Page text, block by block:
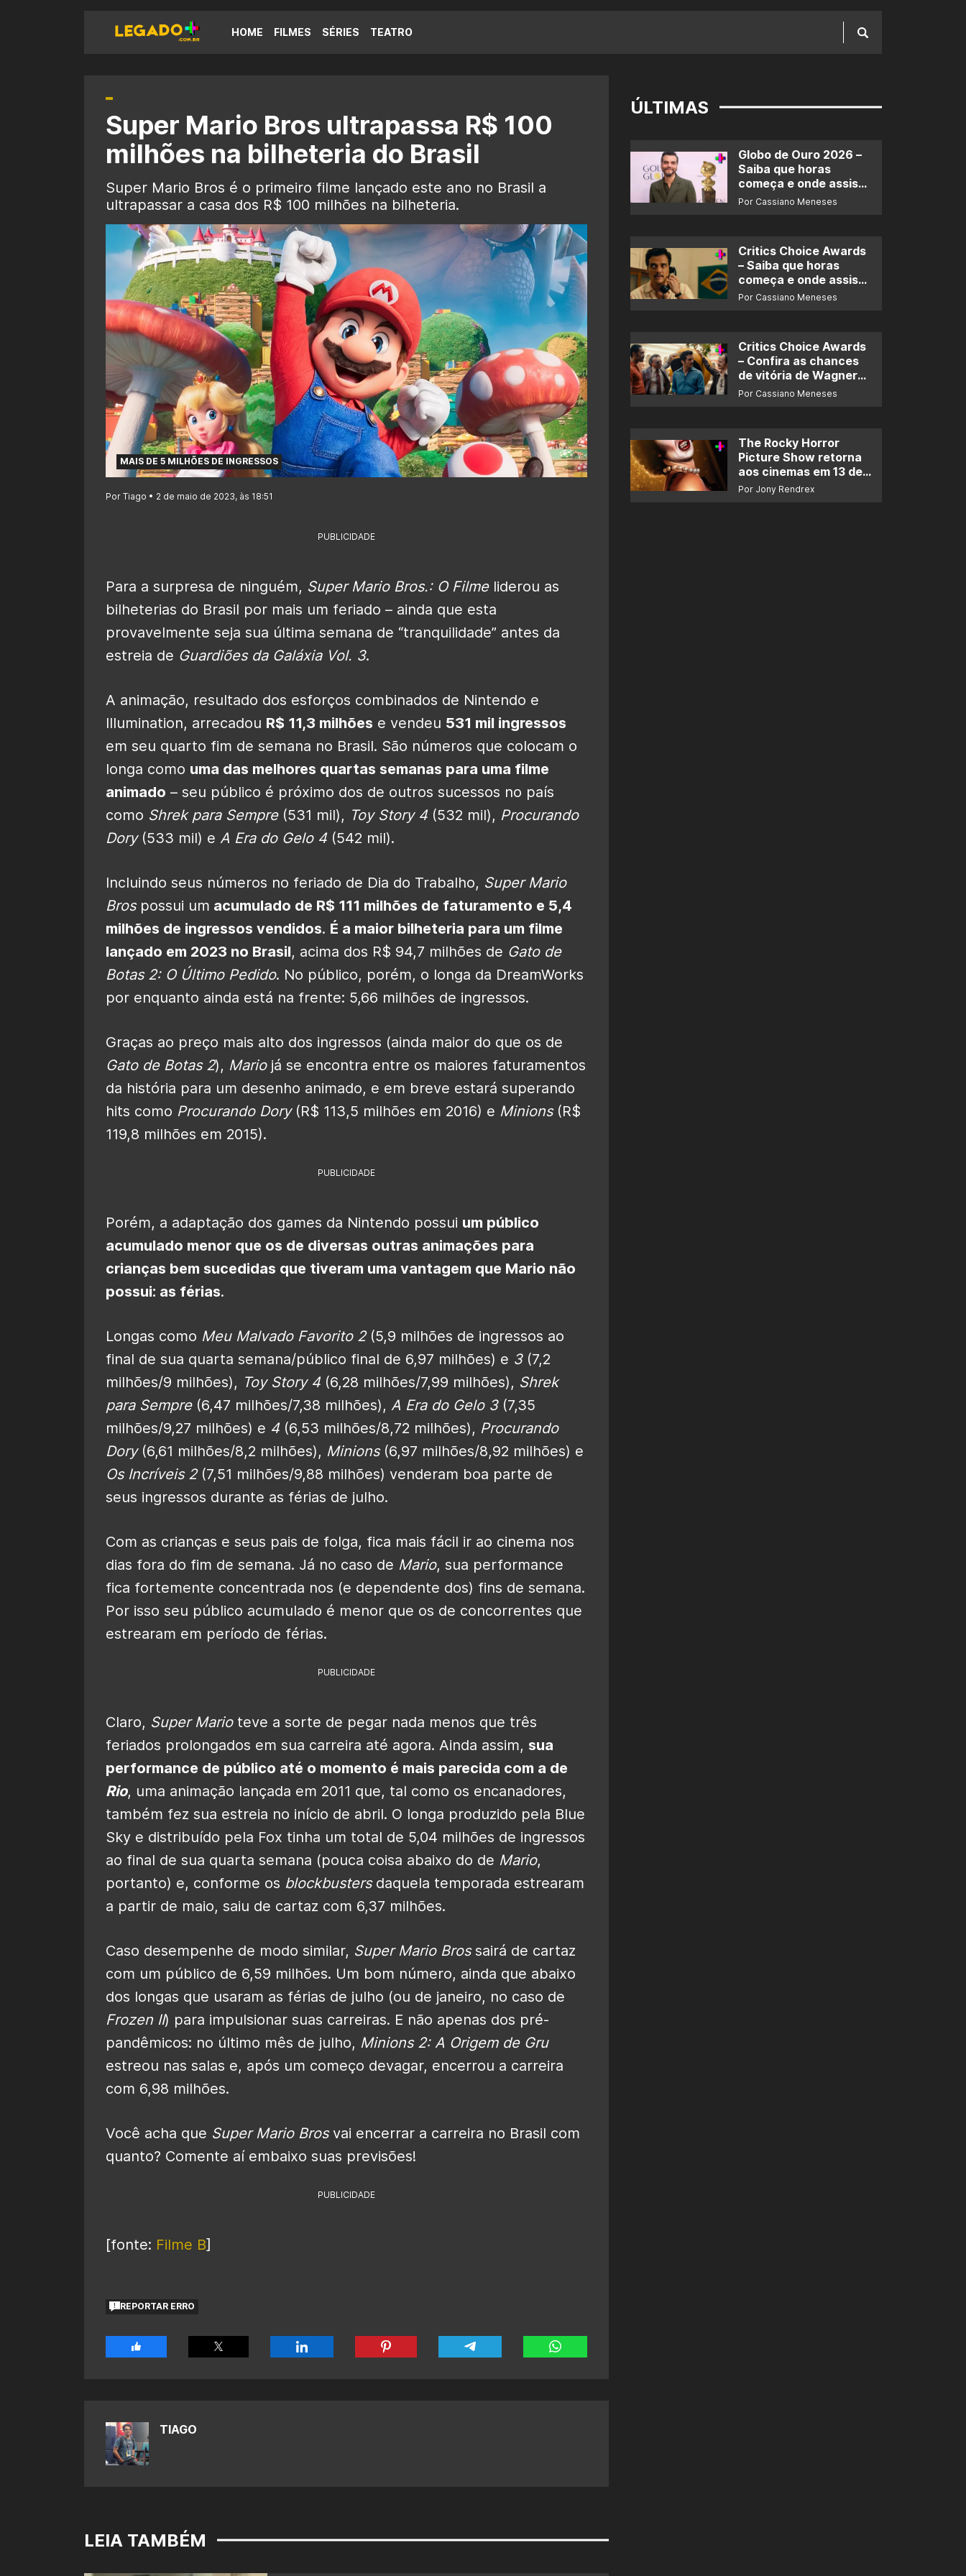
HOME FILMES SÉRIES TEATRO
Super Mario Bros ultrapassa R$ 100
milhões na bilheteria do Brasil
Super Mario Bros é o primeiro filme lançado este ano no Brasil a
ultrapassar a casa dos R$ 100 milhões na bilheteria.
MAIS DE 5 MILHÕES DE INGRESSOS
Por Tiago • 2 de maio de 2023, às 18:51
PUBLICIDADE
Para a surpresa de ninguém, Super Mario Bros.: O Filmeliderou as
bilheterias do Brasil por mais um feriado – ainda que esta
provavelmente seja sua última semana de “tranquilidade” antes da
estreia de Guardiões da Galáxia Vol. 3.
A animação, resultado dos esforços combinados de Nintendo e
Illumination, arrecadou R$ 11,3 milhões e vendeu 531 mil ingressos
em seu quarto fim de semana no Brasil. São números que colocam o
longa como uma das melhores quartas semanas para uma filme
animado – seu público é próximo dos de outros sucessos no país
como Shrek para Sempre(531 mil), Toy Story 4(532 mil), Procurando
Dory(533 mil) e A Era do Gelo 4(542 mil).
Incluindo seus números no feriado de Dia do Trabalho, Super Mario
Brospossui um acumulado de R$ 111 milhões de faturamento e 5,4
milhões de ingressos vendidos. É a maior bilheteria para um filme
lançado em 2023 no Brasil, acima dos R$ 94,7 milhões de Gato de
Botas 2: O Último Pedido. No público, porém, o longa da DreamWorks
por enquanto ainda está na frente: 5,66 milhões de ingressos.
Graças ao preço mais alto dos ingressos (ainda maior do que os de
Gato de Botas 2), Mariojá se encontra entre os maiores faturamentos
da história para um desenho animado, e em breve estará superando
hits como Procurando Dory(R$ 113,5 milhões em 2016) e Minions(R$
119,8 milhões em 2015).
PUBLICIDADE
Porém, a adaptação dos games da Nintendo possui um público
acumulado menor que os de diversas outras animações para
crianças bem sucedidas que tiveram uma vantagem que Mario não
possui: as férias.
Longas como Meu Malvado Favorito 2(5,9 milhões de ingressos ao
final de sua quarta semana/público final de 6,97 milhões) e 3(7,2
milhões/9 milhões), Toy Story 4(6,28 milhões/7,99 milhões), Shrek
para Sempre(6,47 milhões/7,38 milhões), A Era do Gelo 3(7,35
milhões/9,27 milhões) e 4(6,53 milhões/8,72 milhões), Procurando
Dory(6,61 milhões/8,2 milhões), Minions(6,97 milhões/8,92 milhões) e
Os Incríveis 2(7,51 milhões/9,88 milhões) venderam boa parte de
seus ingressos durante as férias de julho.
Com as crianças e seus pais de folga, fica mais fácil ir ao cinema nos
dias fora do fim de semana. Já no caso de Mario, sua performance
fica fortemente concentrada nos (e dependente dos) fins de semana.
Por isso seu público acumulado é menor que os de concorrentes que
estrearam em período de férias.
PUBLICIDADE
Claro, Super Marioteve a sorte de pegar nada menos que três
feriados prolongados em sua carreira até agora. Ainda assim, sua
performance de público até o momento é mais parecida com a de
Rio, uma animação lançada em 2011 que, tal como os encanadores,
também fez sua estreia no início de abril. O longa produzido pela Blue
Sky e distribuído pela Fox tinha um total de 5,04 milhões de ingressos
ao final de sua quarta semana (pouca coisa abaixo do de Mario,
portanto) e, conforme os blockbustersdaquela temporada estrearam
a partir de maio, saiu de cartaz com 6,37 milhões.
Caso desempenhe de modo similar, Super Mario Brossairá de cartaz
com um público de 6,59 milhões. Um bom número, ainda que abaixo
dos longas que usaram as férias de julho (ou de janeiro, no caso de
Frozen II) para impulsionar suas carreiras. E não apenas dos pré-
pandêmicos: no último mês de julho, Minions 2: A Origem de Gru
estreou nas salas e, após um começo devagar, encerrou a carreira
com 6,98 milhões.
Você acha que Super Mario Brosvai encerrar a carreira no Brasil com
quanto? Comente aí embaixo suas previsões!
PUBLICIDADE
[fonte: Filme B]
REPORTAR ERRO
TIAGO
LEIA TAMBÉM
ÚLTIMAS
Globo de Ouro 2026 –
Saiba que horas
começa e onde assistir
ao prêmio
Por Cassiano Meneses
Critics Choice Awards
– Saiba que horas
começa e onde assistir
ao prêmio
Por Cassiano Meneses
Critics Choice Awards
– Confira as chances
de vitória de Wagner
Moura e de ‘O Agente
Por Cassiano Meneses
The Rocky Horror
Picture Show retorna
aos cinemas em 13 de
novembro
Por Jony Rendrex